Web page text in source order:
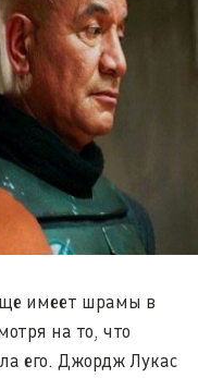
имеет шрамы в
на то, что
его. Джордж Лукас